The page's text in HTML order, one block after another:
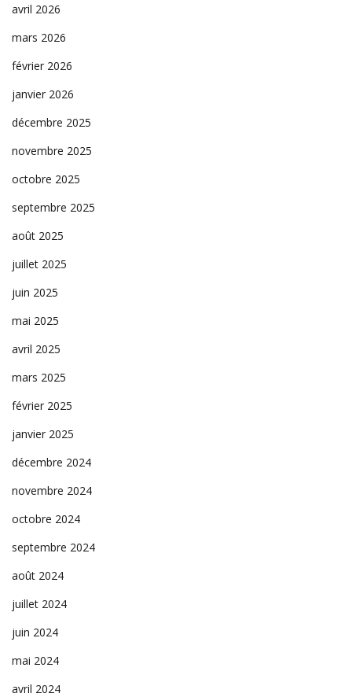
avril 2026
mars 2026
février 2026
janvier 2026
décembre 2025
novembre 2025
octobre 2025
septembre 2025
août 2025
juillet 2025
juin 2025
mai 2025
avril 2025
mars 2025
février 2025
janvier 2025
décembre 2024
novembre 2024
octobre 2024
septembre 2024
août 2024
juillet 2024
juin 2024
mai 2024
avril 2024